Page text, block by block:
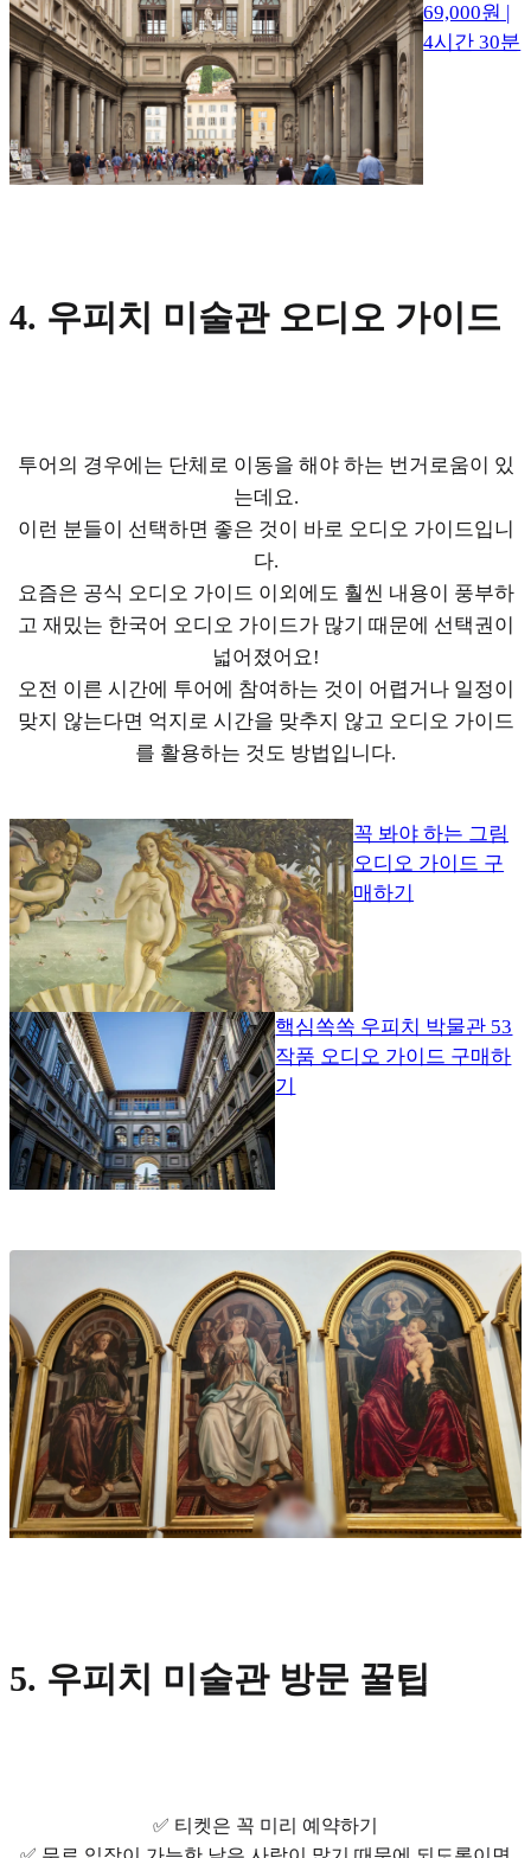
69,000원 |
4시간 30분
4. 우피치 미술관 오디오 가이드
투어의 경우에는 단체로 이동을 해야 하는 번거로움이 있
는데요.
이런 분들이 선택하면 좋은 것이 바로 오디오 가이드입니
다.
요즘은 공식 오디오 가이드 이외에도 훨씬 내용이 풍부하
고 재밌는 한국어 오디오 가이드가 많기 때문에 선택권이
넓어졌어요!
오전 이른 시간에 투어에 참여하는 것이 어렵거나 일정이
맞지 않는다면 억지로 시간을 맞추지 않고 오디오 가이드
를 활용하는 것도 방법입니다.
꼭 봐야 하는 그림
오디오 가이드 구
매하기
핵심쏙쏙 우피치 박물관 53
작품 오디오 가이드 구매하
기
5. 우피치 미술관 방문 꿀팁
✅ 티켓은 꼭 미리 예약하기